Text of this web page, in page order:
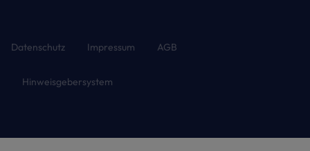
Datenschutz Impressum AGB
Hinweisgebersystem